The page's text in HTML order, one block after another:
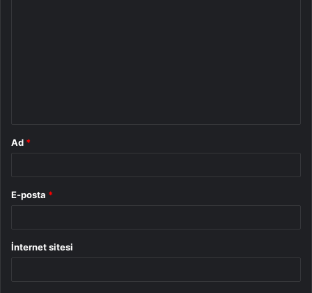
Ad *
E-posta *
İnternet sitesi